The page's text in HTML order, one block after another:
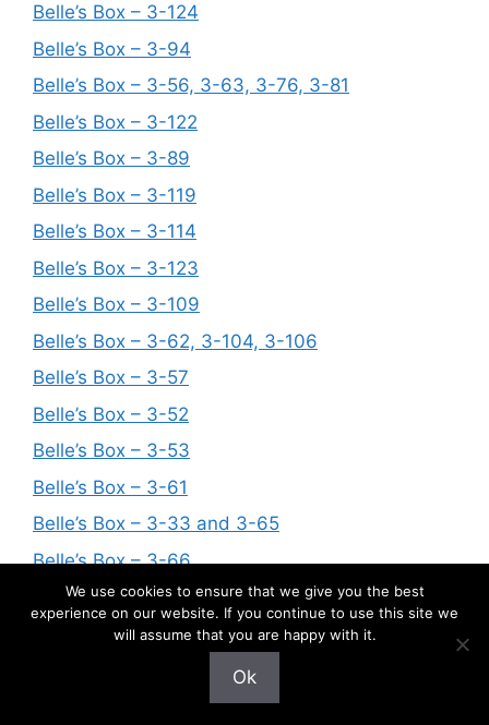
Belle’s Box – 3-124
Belle’s Box – 3-94
Belle’s Box – 3-56, 3-63, 3-76, 3-81
Belle’s Box – 3-122
Belle’s Box – 3-89
Belle’s Box – 3-119
Belle’s Box – 3-114
Belle’s Box – 3-123
Belle’s Box – 3-109
Belle’s Box – 3-62, 3-104, 3-106
Belle’s Box – 3-57
Belle’s Box – 3-52
Belle’s Box – 3-53
Belle’s Box – 3-61
Belle’s Box – 3-33 and 3-65
Belle’s Box – 3-66
Belle’s Box – 3-79
Belle’s Box – 3-93
We use cookies to ensure that we give you the best
experience on our website. If you continue to use this site we
will assume that you are happy with it.
Ok